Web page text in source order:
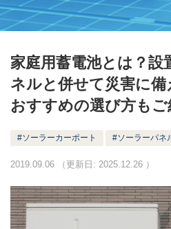
家庭用蓄電池とは？設
ネルと併せて災害に
おすすめの選び方もご
ソーラーカーポート ソーラーパネ
2019.09.06 （更新日: 2025.12.26 ）